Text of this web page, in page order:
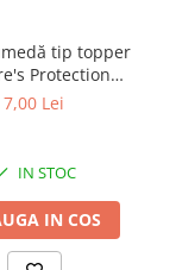
tip topper
Protection
Care cu Ton și
petelor din jurul
7,00 Lei
IN STOC
IN COS